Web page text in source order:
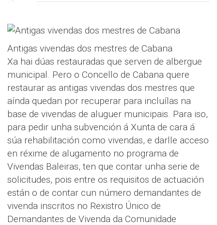
Antigas vivendas dos mestres de Cabana
Xa hai dúas restauradas que serven de albergue
municipal. Pero o Concello de Cabana quere
restaurar as antigas vivendas dos mestres que
aínda quedan por recuperar para incluílas na
base de vivendas de aluguer municipais. Para iso,
para pedir unha subvención á Xunta de cara á
súa rehabilitación como vivendas, e darlle acceso
en réxime de alugamento no programa de
Vivendas Baleiras, ten que contar unha serie de
solicitudes, pois entre os requisitos de actuación
están o de contar cun número demandantes de
vivenda inscritos no Rexistro Único de
Demandantes de Vivenda da Comunidade